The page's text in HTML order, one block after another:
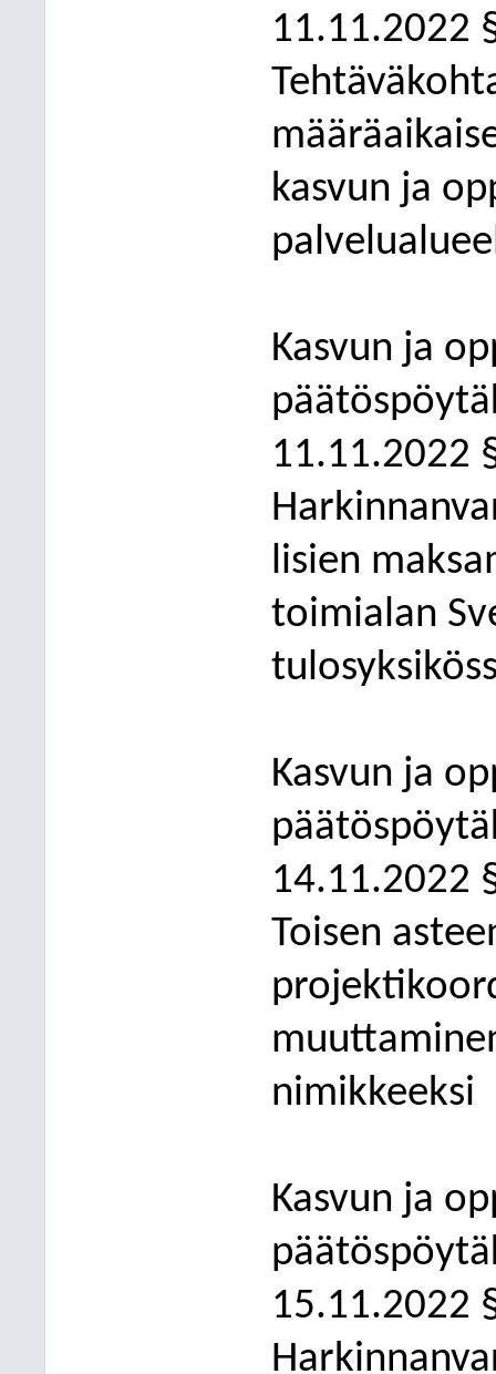
11.11.2022
kasvun ja
Kasvun ja
11.11.2022
lisien
toimialan
Kasvun ja
päätöspö
14.11.2022
Toisen
nimikkeeksi
Kasvun ja
15.11.2022